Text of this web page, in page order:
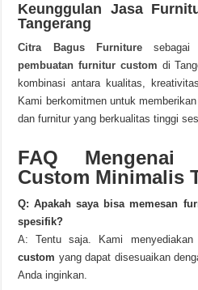
Keunggulan Jasa
Tangerang
Citra Bagus Furniture
pembuatan furnitur custom di
kombinasi antara kualitas,
Kami berkomitmen untuk
dan furnitur yang berkualitas tinggi
FAQ Mengenai
Custom Minimalis
Q: Apakah saya bisa memesan
spesifik?
A: Tentu saja. Kami menyediakan
custom yang dapat disesuaikan
Anda inginkan.